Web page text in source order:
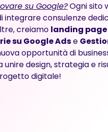
su Google?Ogni sito
integrare consulenze
creiamo landing page
su Google Adse
opportunità di
unire design, strategia e
digitale!